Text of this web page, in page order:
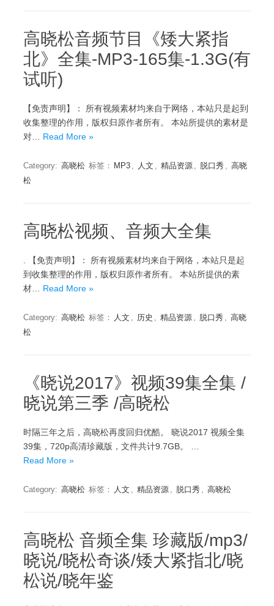
高晓松音频节目《矮大紧指
北》全集-MP3-165集-1.3G(有
试听)
【免责声明】： 所有视频素材均来自于网络，本站只是起到
收集整理的作用，版权归原作者所有。 本站所提供的素材是
对… Read More »
Category: 高晓松 标签： MP3 , 人文 , 精品资源 , 脱口秀 , 高晓
松
高晓松视频、音频大全集
. 【免责声明】： 所有视频素材均来自于网络，本站只是起
到收集整理的作用，版权归原作者所有。 本站所提供的素
材… Read More »
Category: 高晓松 标签： 人文 , 历史 , 精品资源 , 脱口秀 , 高晓
松
《晓说2017》视频39集全集 /
晓说第三季 /高晓松
时隔三年之后，高晓松再度回归优酷。 晓说2017 视频全集
39集，720p高清珍藏版，文件共计9.7GB。 …
Read More »
Category: 高晓松 标签： 人文 , 精品资源 , 脱口秀 , 高晓松
高晓松 音频全集 珍藏版/mp3/
晓说/晓松奇谈/矮大紧指北/晓
松说/晓年鉴